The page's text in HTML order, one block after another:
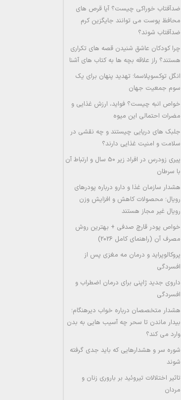
ضدآفتاب خوراکی چیست؟ آیا قرص های
محافظ پوست می توانند جایگزین کرم
ضدآفتاب شوند؟
چرا کودکان عاشق شنیدن قصه های تکراری
هستند؟ راز علاقه بچه ها به کتاب های آشنا
انگل توکسوپلاسما؛ تهدید پنهان برای یک
سوم جمعیت جهان
خواص انبه چیست؟ فواید، ارزش غذایی و
مضرات احتمالی این میوه
جلبک های دریایی چیستند و چه نقشی در
سلامت و امنیت غذایی دارند؟
پیری زودرس در افراد زیر 50 سال و ارتباط آن
با سرطان
هشدار سازمان غذا و دارو درباره پودرهای
رویال؛ محصولات کاهش و افزایش وزن
رویال غیر مجاز هستند
خواص پودر قارچ صدفی + بهترین روش
مصرف آن (راهنمای کامل 2026)
پروکالوپراید و درمان مه مغزی پس از
افسردگی
داروی جدید ژاپنی برای درمان اضطراب و
افسردگی
هشدار متخصصان درباره خواب دیرهنگام؛
بیدار ماندن تا سحر چه آسیب هایی به بدن
وارد می کند؟
شوره سر و هشدارهایی که باید جدی گرفته
شوند
تاثیر اختلالات تیروئید بر باروری زنان و
مردان